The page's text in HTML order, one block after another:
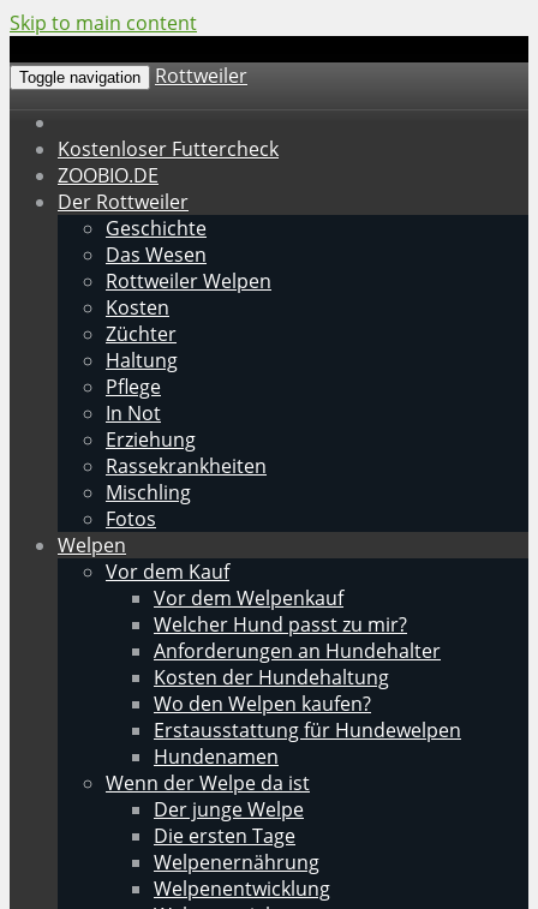
Skip to main content
Toggle navigation Rottweiler
Kostenloser Futtercheck
ZOOBIO.DE
Der Rottweiler
Geschichte
Das Wesen
Rottweiler Welpen
Kosten
Züchter
Haltung
Pflege
In Not
Erziehung
Rassekrankheiten
Mischling
Fotos
Welpen
Vor dem Kauf
Vor dem Welpenkauf
Welcher Hund passt zu mir?
Anforderungen an Hundehalter
Kosten der Hundehaltung
Wo den Welpen kaufen?
Erstausstattung für Hundewelpen
Hundenamen
Wenn der Welpe da ist
Der junge Welpe
Die ersten Tage
Welpenernährung
Welpenentwicklung